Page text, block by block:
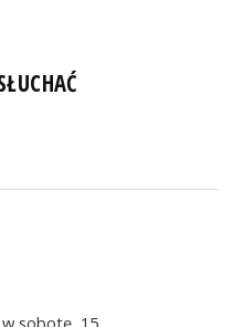
sobotę, 15